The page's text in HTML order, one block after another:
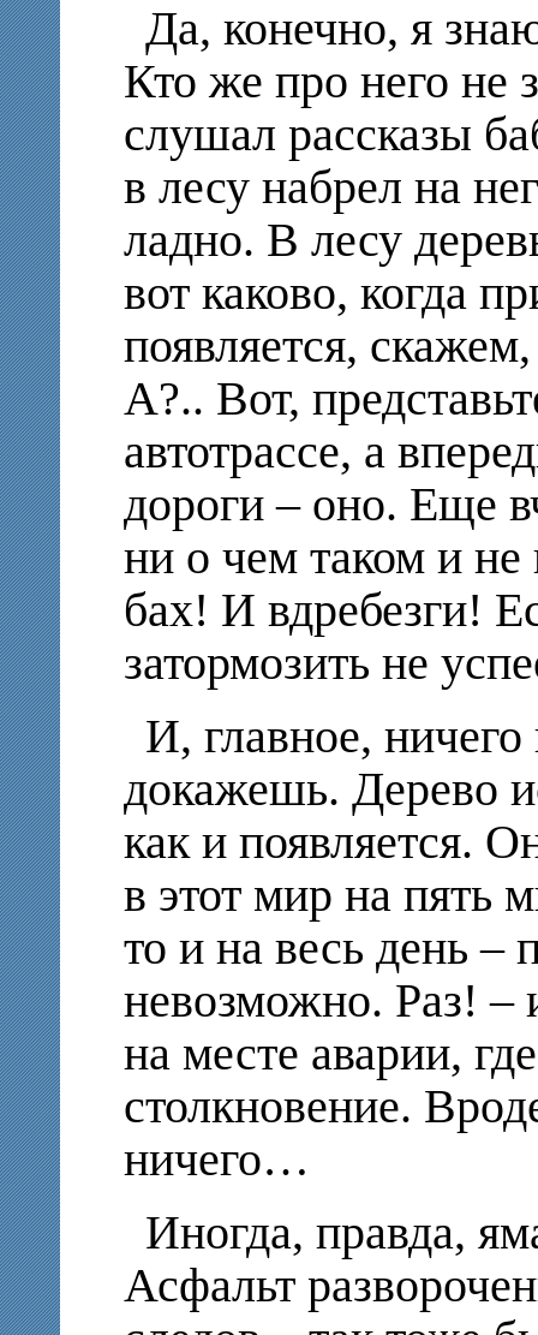
Да, конечно, я
Кто же про него не
слушал рассказы
в лесу набрел на
ладно. В лесу
вот каково, когда
появляется,
А?.. Вот,
автотрассе, а
дороги – оно. Еще
ни о чем таком и
бах! И вдребезги!
затормозить не
И, главное,
докажешь. Дерево
как и появляется.
в этот мир на пять
то и на весь день –
невозможно. Раз! –
на месте аварии,
столкновение.
ничего…
Иногда, правда,
Асфальт